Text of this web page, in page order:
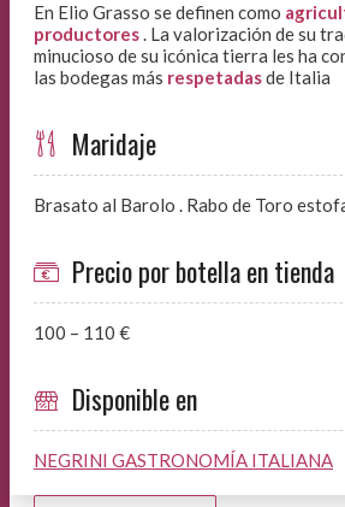
En Elio Grasso se definen como
productores. La valorización de su
minucioso de su icónica tierra les ha
las bodegas más respetadasde Italia
Maridaje
Brasato al Barolo . Rabo de Toro
Precio por botella en tienda
100 – 110 €
Disponible en
NEGRINI GASTRONOMÍA ITALIANA